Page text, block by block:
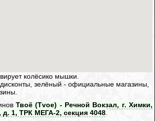
колёсико мышки.
зелёный - официальные магазины,
Твоё (Tvoe) - Речной Вокзал, г. Химки,
д. 1, ТРК МЕГА-2, секция 4048.